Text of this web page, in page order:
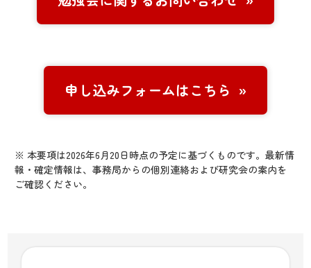
申し込みフォームはこちら
※ 本要項は2026年6月20日時点の予定に基づくものです。最新情
報・確定情報は、事務局からの個別連絡および研究会の案内を
ご確認ください。